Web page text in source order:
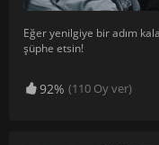
Eğer yenilgiye bir adım
şüphe etsin!
92% (110 Oy ver)